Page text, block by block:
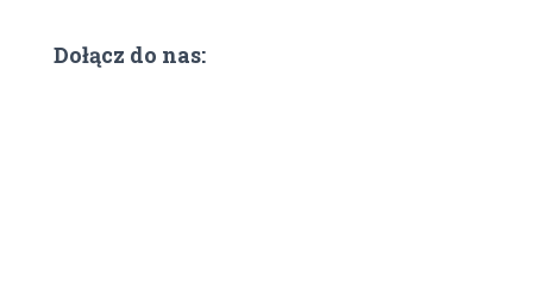
Dołącz do nas: